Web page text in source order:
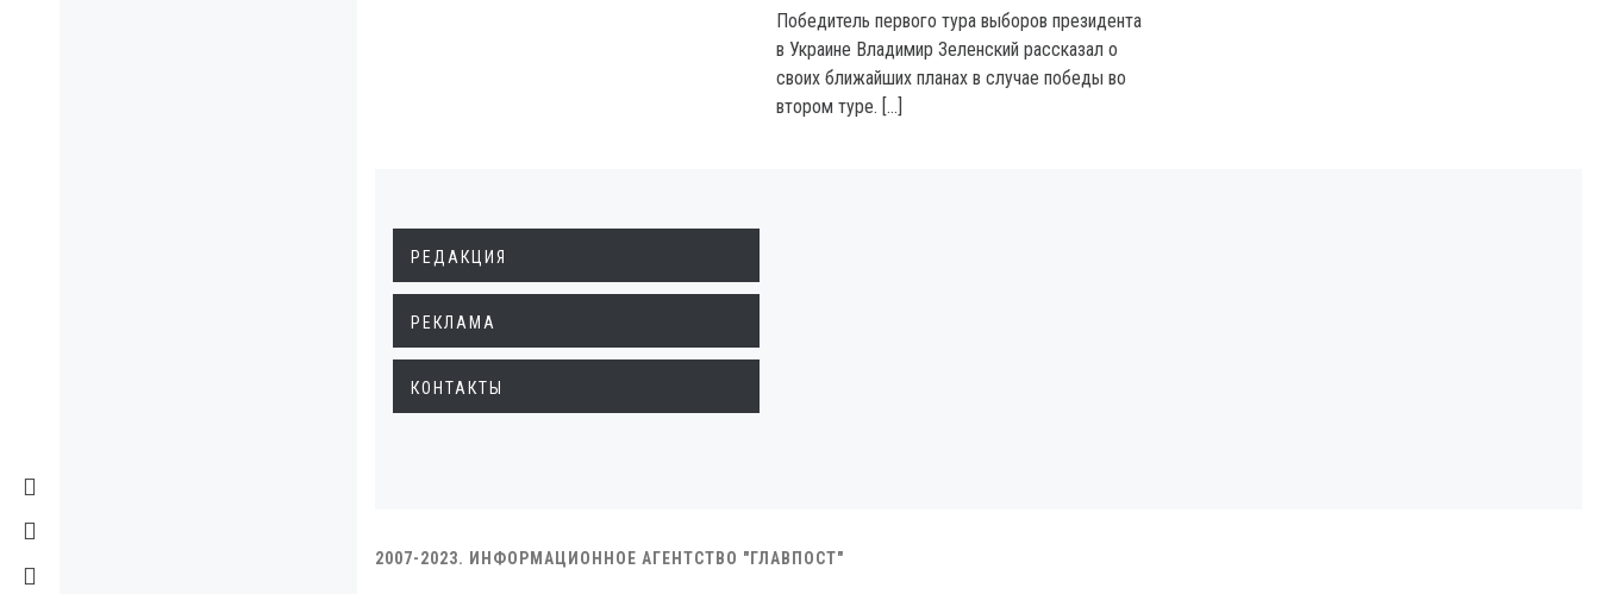
Победитель первого тура выборов президента
в Украине Владимир Зеленский рассказал о
своих ближайших планах в случае победы во
втором туре. […]
РЕДАКЦИЯ
РЕКЛАМА
КОНТАКТЫ
2007-2023. ИНФОРМАЦИОННОЕ АГЕНТСТВО "ГЛАВПОСТ"